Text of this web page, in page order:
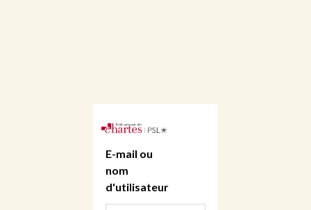
E-mail ou
nom
d'utilisateur